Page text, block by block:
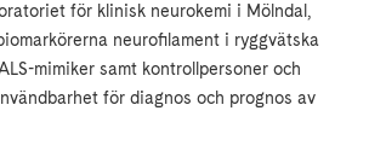
för klinisk neurokemi i Mölndal,
neurofilament i ryggvätska
mimiker samt kontrollpersoner och
för diagnos och prognos av